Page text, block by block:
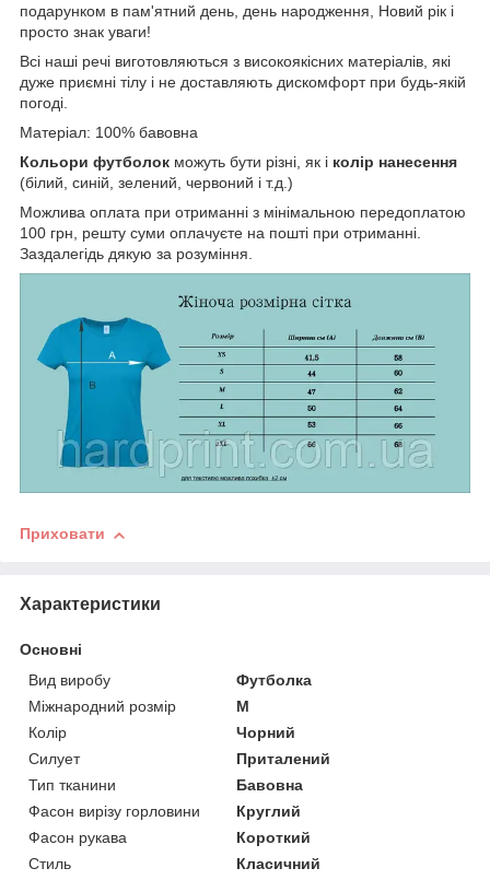
подарунком в пам'ятний день, день народження, Новий рік і
просто знак уваги!
Всі наші речі виготовляються з високоякісних матеріалів, які
дуже приємні тілу і не доставляють дискомфорт при будь-якій
погоді.
Матеріал: 100% бавовна
Кольори футболок можуть бути різні, як і колір нанесення
(білий, синій, зелений, червоний і т.д.)
Можлива оплата при отриманні з мінімальною передоплатою
100 грн, решту суми оплачуєте на пошті при отриманні.
Заздалегідь дякую за розуміння.
Приховати
Характеристики
Основні
Вид виробу
Футболка
Міжнародний розмір
M
Колір
Чорний
Силует
Приталений
Тип тканини
Бавовна
Фасон вирізу горловини
Круглий
Фасон рукава
Короткий
Стиль
Класичний